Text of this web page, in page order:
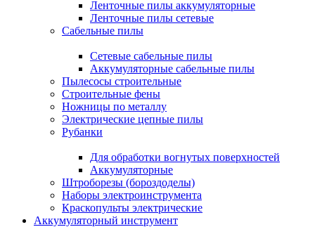
Ленточные пилы аккумуляторные
Ленточные пилы сетевые
Сабельные пилы
Сетевые сабельные пилы
Аккумуляторные сабельные пилы
Пылесосы строительные
Строительные фены
Ножницы по металлу
Электрические цепные пилы
Рубанки
Для обработки вогнутых поверхностей
Аккумуляторные
Штроборезы (бороздоделы)
Наборы электроинструмента
Краскопульты электрические
Аккумуляторный инструмент